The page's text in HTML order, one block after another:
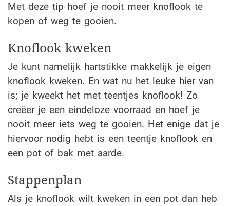
Met deze tip hoef je nooit meer knoflook te
kopen of weg te gooien.
Knoflook kweken
Je kunt namelijk hartstikke makkelijk je eigen
knoflook kweken. En wat nu het leuke hier van
is; je kweekt het met teentjes knoflook! Zo
creëer je een eindeloze voorraad en hoef je
nooit meer iets weg te gooien. Het enige dat je
hiervoor nodig hebt is een teentje knoflook en
een pot of bak met aarde.
Stappenplan
Als je knoflook wilt kweken in een pot dan heb